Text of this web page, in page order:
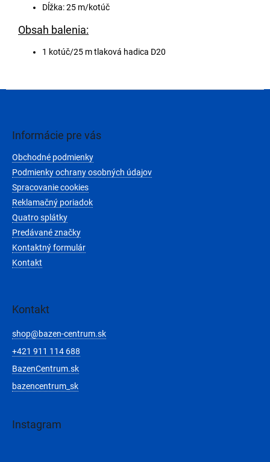
Dĺžka: 25 m/kotúč
Obsah balenia:
1 kotúč/25 m tlaková hadica D20
Informácie pre vás
Obchodné podmienky
Podmienky ochrany osobných údajov
Spracovanie cookies
Reklamačný poriadok
Quatro splátky
Predávané značky
Kontaktný formulár
Kontakt
Kontakt
shop@bazen-centrum.sk
+421 911 114 688
BazenCentrum.sk
bazencentrum_sk
Instagram